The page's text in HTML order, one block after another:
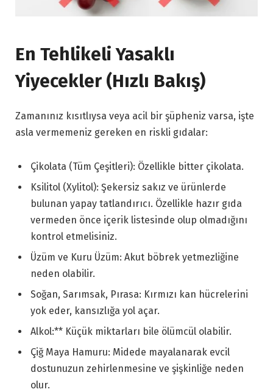
En Tehlikeli Yasaklı
Yiyecekler (Hızlı Bakış)
Zamanınız kısıtlıysa veya acil bir şüpheniz varsa, işte
asla vermemeniz gereken en riskli gıdalar:
Çikolata (Tüm Çeşitleri): Özellikle bitter çikolata.
Ksilitol (Xylitol): Şekersiz sakız ve ürünlerde
bulunan yapay tatlandırıcı. Özellikle hazır gıda
vermeden önce içerik listesinde olup olmadığını
kontrol etmelisiniz.
Üzüm ve Kuru Üzüm: Akut böbrek yetmezliğine
neden olabilir.
Soğan, Sarımsak, Pırasa: Kırmızı kan hücrelerini
yok eder, kansızlığa yol açar.
Alkol:** Küçük miktarları bile ölümcül olabilir.
Çiğ Maya Hamuru: Midede mayalanarak evcil
dostunuzun zehirlenmesine ve şişkinliğe neden
olur.